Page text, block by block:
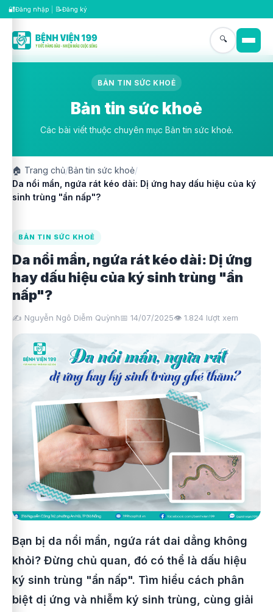
🔐Đăng nhập 📝Đăng ký
🔍
BẢN TIN SỨC KHOẺ
Bản tin sức khoẻ
Các bài viết thuộc chuyên mục Bản tin sức khoẻ.
🏠 Trang chủ/Bản tin sức khoẻ/
Da nổi mẩn, ngứa rát kéo dài: Dị ứng hay dấu hiệu của ký
sinh trùng "ẩn nấp"?
BẢN TIN SỨC KHOẺ
Da nổi mẩn, ngứa rát kéo dài: Dị ứng
hay dấu hiệu của ký sinh trùng "ẩn
nấp"?
✍️ Nguyễn Ngô Diễm Quỳnh📅 14/07/2025👁️ 1.824 lượt xem
Bạn bị da nổi mẩn, ngứa rát dai dẳng không
khỏi? Đừng chủ quan, đó có thể là dấu hiệu
ký sinh trùng "ẩn nấp". Tìm hiểu cách phân
biệt dị ứng và nhiễm ký sinh trùng, cùng giải